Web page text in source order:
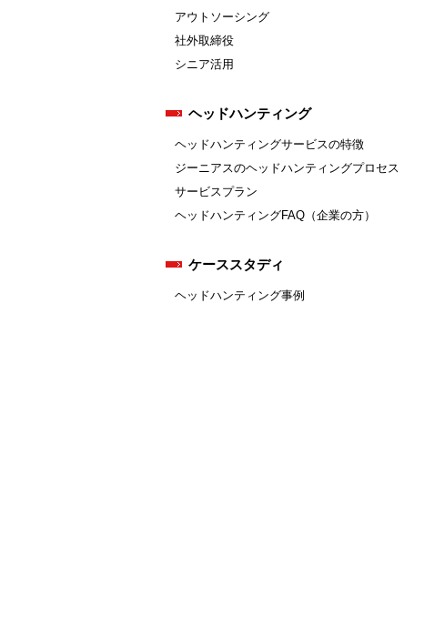
アウトソーシング
社外取締役
シニア活用
ヘッドハンティング
ヘッドハンティングサービスの特徴
ジーニアスのヘッドハンティングプロセス
サービスプラン
ヘッドハンティングFAQ（企業の方）
ケーススタディ
ヘッドハンティング事例